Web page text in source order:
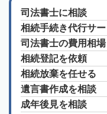
司法書士に相談
相続手続き代行サ
司法書士の費用相場
相続登記を依頼
相続放棄を任せる
遺言書作成を相談
成年後見を相談